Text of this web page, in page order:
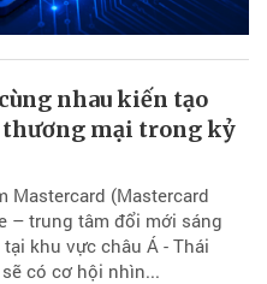
nhau kiến tạo
thương mại trong kỷ
Mastercard (Mastercard
– trung tâm đổi mới sáng
khu vực châu Á - Thái
có cơ hội nhìn...